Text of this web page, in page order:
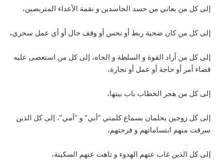
إلى كل من يعاني من حسد الحاسدين و نقمة الأعداء المتربصين،
إلى كل من كان ضحية ربط أو نحس أو وقف حال أو أي عمل سحري،
إلى كل من أراد القوة و السلطة و الجاه، إلى كل من استعصى عليه
قضاء أمر أو حاجة أو عمل أو تجارة،
إلى كل من هجر الخطاب باب بيتها،
إلى كل زوجين يحلمان بسماع كلمتي “أبي” و “أمي”، إلى كل الذين
سرقت منهم ابتساماتهم و فرحتهم،
إلى كل الذين غاب عنهم الهدوء و تاهت عنهم السكينة،